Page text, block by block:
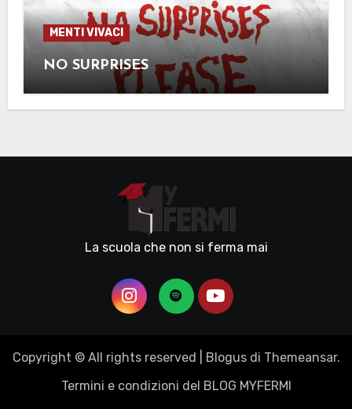
MENTI VIVACI
NO SURPRISES
La scuola che non si ferma mai
Copyright © All rights reserved Blogusdi Themeansar.
Termini e condizioni del BLOG MYFERMI